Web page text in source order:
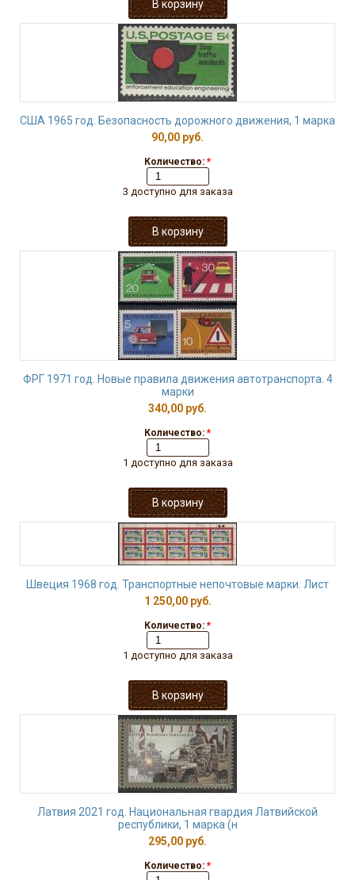
США 1965 год. Безопасность дорожного движения, 1 марка
90,00 руб.
Количество: *
3 доступно для заказа
ФРГ 1971 год. Новые правила движения автотранспорта. 4
марки
340,00 руб.
Количество: *
1 доступно для заказа
Швеция 1968 год. Транспортные непочтовые марки. Лист
1 250,00 руб.
Количество: *
1 доступно для заказа
Латвия 2021 год. Национальная гвардия Латвийской
республики, 1 марка (н
295,00 руб.
Количество: *